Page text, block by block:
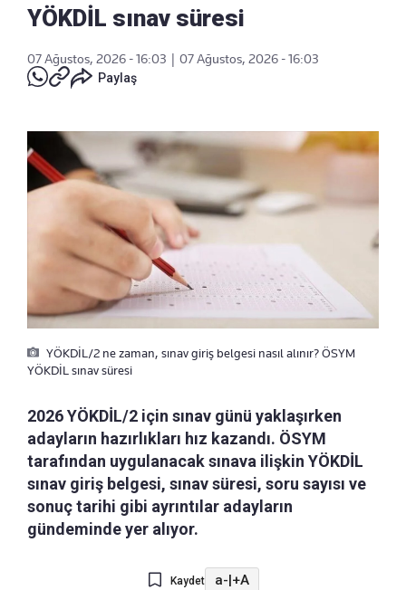
YÖKDİL sınav süresi
07 Ağustos, 2026 - 16:03
07 Ağustos, 2026 - 16:03
Paylaş
YÖKDİL/2 ne zaman, sınav giriş belgesi nasıl alınır? ÖSYM
YÖKDİL sınav süresi
2026 YÖKDİL/2 için sınav günü yaklaşırken
adayların hazırlıkları hız kazandı. ÖSYM
tarafından uygulanacak sınava ilişkin YÖKDİL
sınav giriş belgesi, sınav süresi, soru sayısı ve
sonuç tarihi gibi ayrıntılar adayların
gündeminde yer alıyor.
Kaydet a- +A